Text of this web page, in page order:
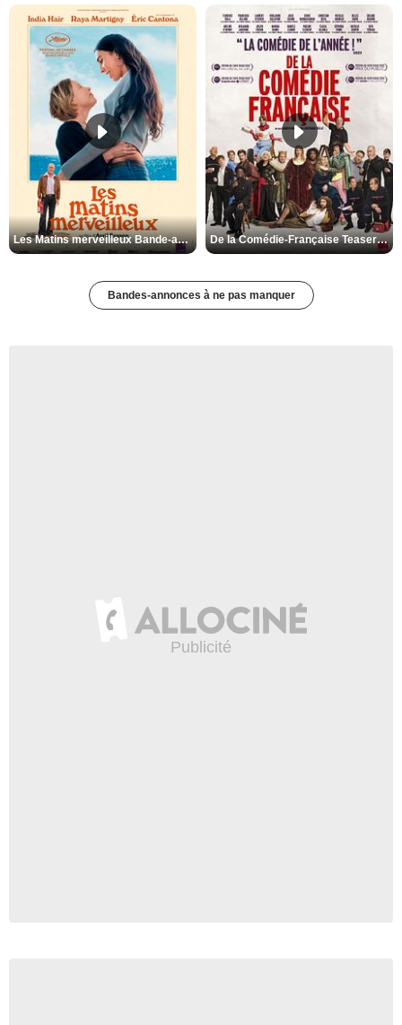
Les Matins merveilleux Bande-annonce VF De la Comédie-Française Teaser VF
Bandes-annonces à ne pas manquer